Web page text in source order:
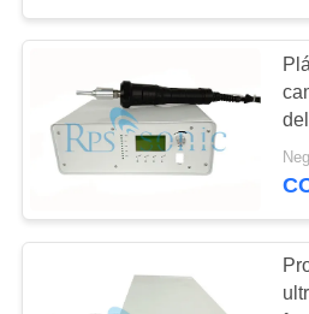
VIAJE
FÁBRICA
CONTROL
DE
CALIDAD
soldadura
ultrasónica
la